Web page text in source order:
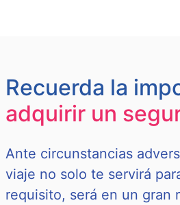
Recuerda la
adquirir un
Ante circunstancias
viaje no solo te servirá
requisito, será en un gran